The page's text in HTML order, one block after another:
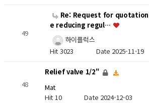
49
Re: Request for quotation
e reducing regul…
하이플럭스
Hit 3023 Date 2025-11-19
48
Relief valve 1/2"
Mat
Hit 10Date 2024-12-03